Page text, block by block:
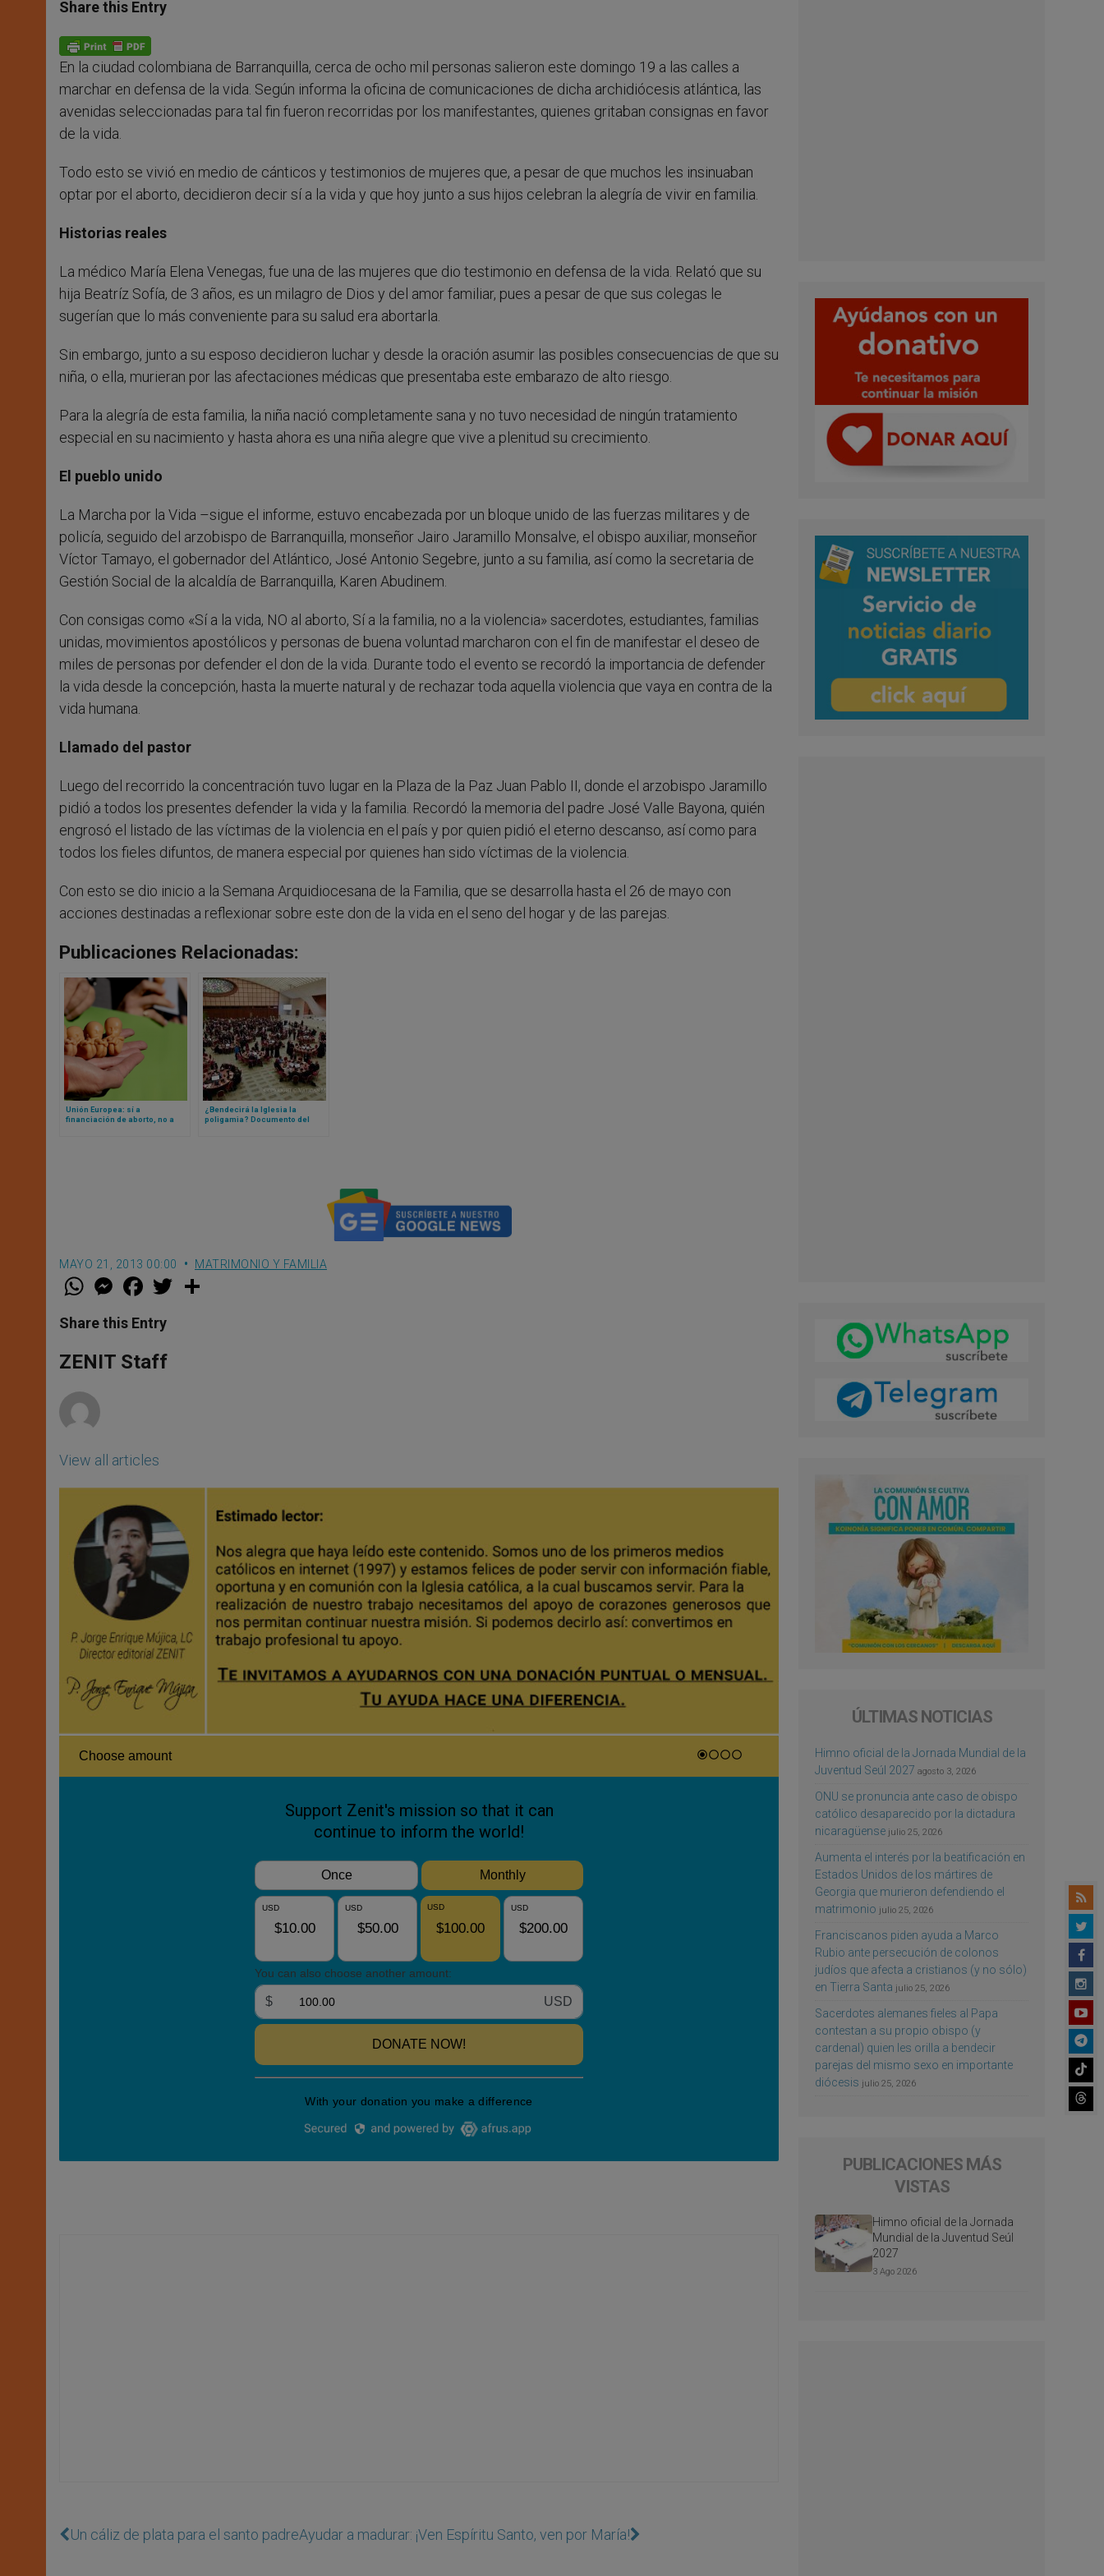
s
p
p
e
g
e
r
b
o
k
Share this Entry
En la ciudad colombiana de Barranquilla, cerca de ocho mil personas salieron este domingo 19 a las calles a
marchar en defensa de la vida. Según informa la oficina de comunicaciones de dicha archidiócesis atlántica, las
avenidas seleccionadas para tal fin fueron recorridas por los manifestantes, quienes gritaban consignas en favor
de la vida.
Todo esto se vivió en medio de cánticos y testimonios de mujeres que, a pesar de que muchos les insinuaban
optar por el aborto, decidieron decir sí a la vida y que hoy junto a sus hijos celebran la alegría de vivir en familia.
Historias reales
La médico María Elena Venegas, fue una de las mujeres que dio testimonio en defensa de la vida. Relató que su
hija Beatríz Sofía, de 3 años, es un milagro de Dios y del amor familiar, pues a pesar de que sus colegas le
sugerían que lo más conveniente para su salud era abortarla.
Sin embargo, junto a su esposo decidieron luchar y desde la oración asumir las posibles consecuencias de que su
niña, o ella, murieran por las afectaciones médicas que presentaba este embarazo de alto riesgo.
Para la alegría de esta familia, la niña nació completamente sana y no tuvo necesidad de ningún tratamiento
especial en su nacimiento y hasta ahora es una niña alegre que vive a plenitud su crecimiento.
El pueblo unido
La Marcha por la Vida –sigue el informe, estuvo encabezada por un bloque unido de las fuerzas militares y de
policía, seguido del arzobispo de Barranquilla, monseñor Jairo Jaramillo Monsalve, el obispo auxiliar, monseñor
Víctor Tamayo, el gobernador del Atlántico, José Antonio Segebre, junto a su familia, así como la secretaria de
Gestión Social de la alcaldía de Barranquilla, Karen Abudinem.
Con consigas como «Sí a la vida, NO al aborto, Sí a la familia, no a la violencia» sacerdotes, estudiantes, familias
unidas, movimientos apostólicos y personas de buena voluntad marcharon con el fin de manifestar el deseo de
miles de personas por defender el don de la vida. Durante todo el evento se recordó la importancia de defender
la vida desde la concepción, hasta la muerte natural y de rechazar toda aquella violencia que vaya en contra de la
vida humana.
Llamado del pastor
Luego del recorrido la concentración tuvo lugar en la Plaza de la Paz Juan Pablo II, donde el arzobispo Jaramillo
pidió a todos los presentes defender la vida y la familia. Recordó la memoria del padre José Valle Bayona, quién
engrosó el listado de las víctimas de la violencia en el país y por quien pidió el eterno descanso, así como para
todos los fieles difuntos, de manera especial por quienes han sido víctimas de la violencia.
Con esto se dio inicio a la Semana Arquidiocesana de la Familia, que se desarrolla hasta el 26 de mayo con
acciones destinadas a reflexionar sobre este don de la vida en el seno del hogar y de las parejas.
Publicaciones Relacionadas:
Unión Europea: sí a
financiación de aborto, no a
¿Bendecirá la Iglesia la
poligamia? Documento del
MAYO 21, 2013 00:00 MATRIMONIO Y FAMILIA
W
t
s
p
p
M
e
s
e
g
e
F
a
e
b
o
k
w
Share this Entry
ZENIT Staff
View all articles
Un cáliz de plata para el santo padreAyudar a madurar: ¡Ven Espíritu Santo, ven por María!
ÚLTIMAS NOTICIAS
Himno oficial de la Jornada Mundial de la
Juventud Seúl 2027 agosto 3, 2026
ONU se pronuncia ante caso de obispo
católico desaparecido por la dictadura
nicaragüense julio 25, 2026
Aumenta el interés por la beatificación en
Estados Unidos de los mártires de
Georgia que murieron defendiendo el
matrimonio julio 25, 2026
Franciscanos piden ayuda a Marco
Rubio ante persecución de colonos
judíos que afecta a cristianos (y no sólo)
en Tierra Santa julio 25, 2026
Sacerdotes alemanes fieles al Papa
contestan a su propio obispo (y
cardenal) quien les orilla a bendecir
parejas del mismo sexo en importante
diócesis julio 25, 2026
PUBLICACIONES MÁS
VISTAS
Himno oficial de la Jornada
Mundial de la Juventud Seúl
2027
3 Ago 2026